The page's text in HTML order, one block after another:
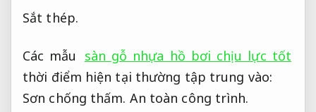
Sắt thép.
Các mẫu
sàn gỗ nhựa hồ bơi chịu lực tốt
thời điểm hiện tại thường tập trung vào:
Sơn chống thấm. An toàn công trình.